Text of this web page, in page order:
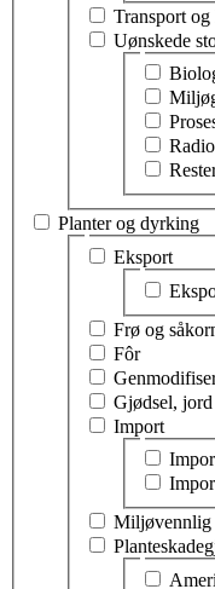
Transport
Uønskede
Velg
Planter og dyrking
Velg tema innen
Eksport
Velg
Frø og
Fôr
Gjødsel,
Import
Velg
Miljøvennlig
Velg